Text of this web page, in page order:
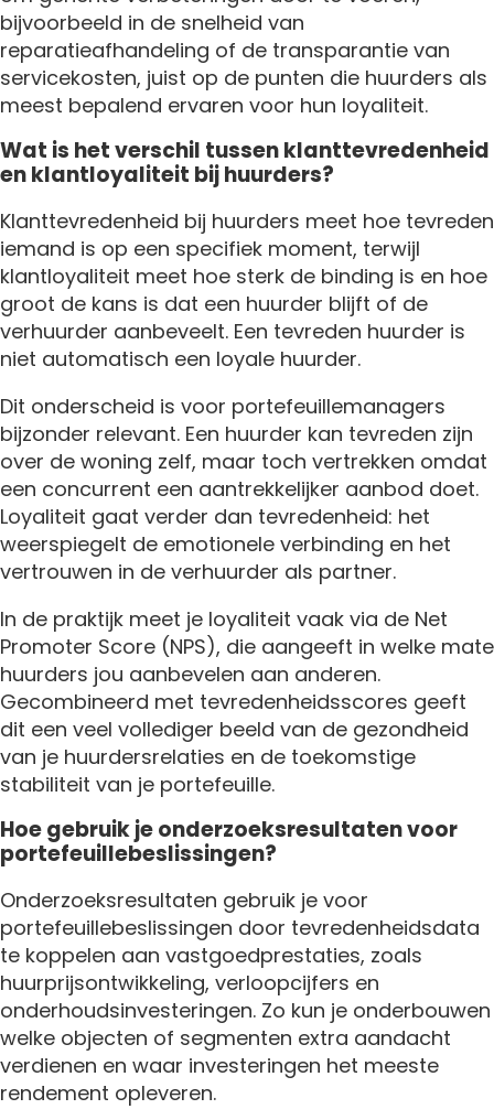
bijvoorbeeld in de snelheid van
reparatieafhandeling of de transparantie van
servicekosten, juist op de punten die huurders als
meest bepalend ervaren voor hun loyaliteit.
Wat is het verschil tussen klanttevredenheid
en klantloyaliteit bij huurders?
Klanttevredenheid bij huurders meet hoe tevreden
iemand is op een specifiek moment, terwijl
klantloyaliteit meet hoe sterk de binding is en hoe
groot de kans is dat een huurder blijft of de
verhuurder aanbeveelt. Een tevreden huurder is
niet automatisch een loyale huurder.
Dit onderscheid is voor portefeuillemanagers
bijzonder relevant. Een huurder kan tevreden zijn
over de woning zelf, maar toch vertrekken omdat
een concurrent een aantrekkelijker aanbod doet.
Loyaliteit gaat verder dan tevredenheid: het
weerspiegelt de emotionele verbinding en het
vertrouwen in de verhuurder als partner.
In de praktijk meet je loyaliteit vaak via de Net
Promoter Score (NPS), die aangeeft in welke mate
huurders jou aanbevelen aan anderen.
Gecombineerd met tevredenheidsscores geeft
dit een veel vollediger beeld van de gezondheid
van je huurdersrelaties en de toekomstige
stabiliteit van je portefeuille.
Hoe gebruik je onderzoeksresultaten voor
portefeuillebeslissingen?
Onderzoeksresultaten gebruik je voor
portefeuillebeslissingen door tevredenheidsdata
te koppelen aan vastgoedprestaties, zoals
huurprijsontwikkeling, verloopcijfers en
onderhoudsinvesteringen. Zo kun je onderbouwen
welke objecten of segmenten extra aandacht
verdienen en waar investeringen het meeste
rendement opleveren.